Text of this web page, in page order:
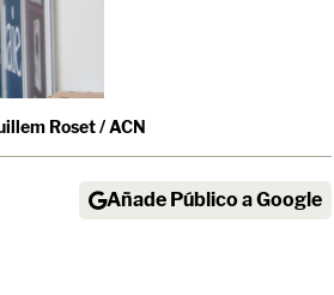
Roset / ACN
Añade Público a Google